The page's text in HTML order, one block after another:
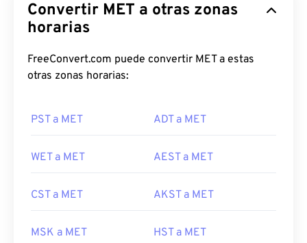
Convertir MET a otras zonas
horarias
FreeConvert.com puede convertir MET a estas
otras zonas horarias:
PST a MET ADT a MET
WET a MET AEST a MET
CST a MET AKST a MET
MSK a MET HST a MET